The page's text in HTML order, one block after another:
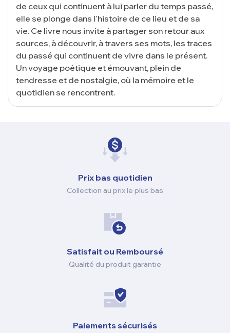
de ceux qui continuent à lui parler du temps passé,
elle se plonge dans l'histoire de ce lieu et de sa
vie. Ce livre nous invite à partager son retour aux
sources, à découvrir, à travers ses mots, les traces
du passé qui continuent de vivre dans le présent.
Un voyage poétique et émouvant, plein de
tendresse et de nostalgie, où la mémoire et le
quotidien se rencontrent.
Prix ​​bas quotidien
Collection au prix le plus bas
Satisfait ou Remboursé
Qualité du produit garantie
Paiements sécurisés